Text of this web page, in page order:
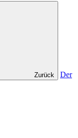
Zurück
Der